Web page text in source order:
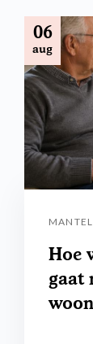
06
aug
Hoe
gaat